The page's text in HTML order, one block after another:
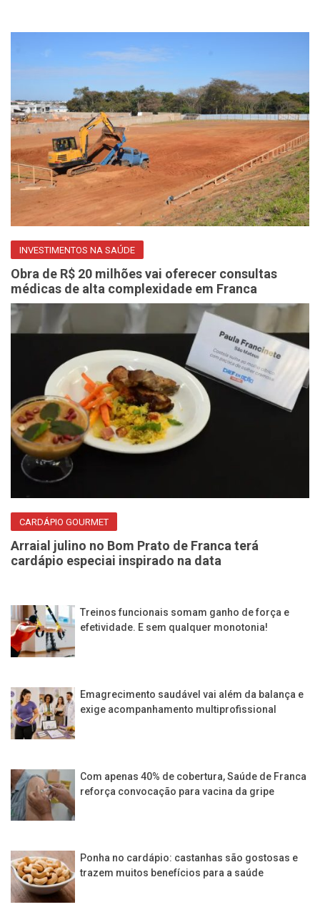
INVESTIMENTOS NA SAÚDE
Obra de R$ 20 milhões vai oferecer consultas
médicas de alta complexidade em Franca
CARDÁPIO GOURMET
Arraial julino no Bom Prato de Franca terá
cardápio especiai inspirado na data
Treinos funcionais somam ganho de força e
efetividade. E sem qualquer monotonia!
Emagrecimento saudável vai além da balança e
exige acompanhamento multiprofissional
Com apenas 40% de cobertura, Saúde de Franca
reforça convocação para vacina da gripe
Ponha no cardápio: castanhas são gostosas e
trazem muitos benefícios para a saúde